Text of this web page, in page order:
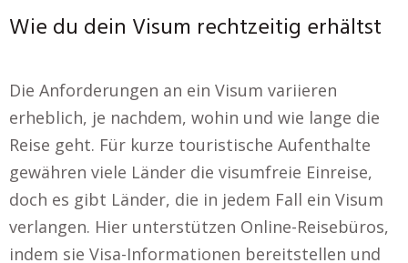
Wie du dein Visum rechtzeitig erhältst
Die Anforderungen an ein Visum variieren
erheblich, je nachdem, wohin und wie lange die
Reise geht. Für kurze touristische Aufenthalte
gewähren viele Länder die visumfreie Einreise,
doch es gibt Länder, die in jedem Fall ein Visum
verlangen. Hier unterstützen Online-Reisebüros,
indem sie Visa-Informationen bereitstellen und